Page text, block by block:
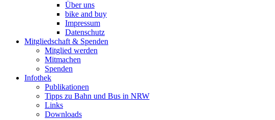
Über uns
bike and buy
Impressum
Datenschutz
Mitgliedschaft & Spenden
Mitglied werden
Mitmachen
Spenden
Infothek
Publikationen
Tipps zu Bahn und Bus in NRW
Links
Downloads